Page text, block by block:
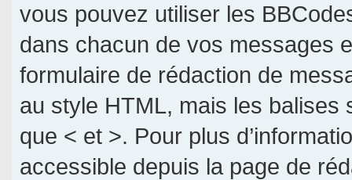
vous pouvez utiliser les
dans chacun de vos messages
formulaire de rédaction de
au style HTML, mais les
que < et >. Pour plus
accessible depuis la page de